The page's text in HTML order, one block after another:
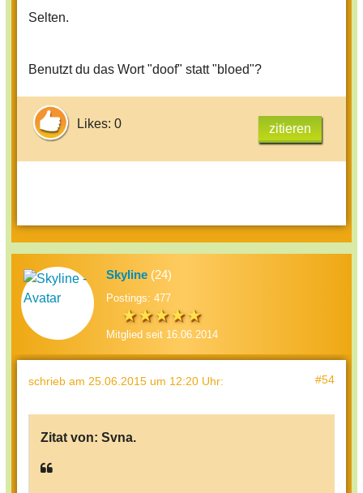
Selten.
Benutzt du das Wort "doof" statt "bloed"?
Likes: 0 zitieren
Skyline (24)
Postings: 477
Mitglied seit 16.06.2014
schrieb am 25.06.2015 um 12:20 Uhr: #54
Zitat von: Svna.